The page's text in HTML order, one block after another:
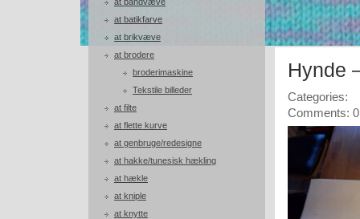
at batikfarve
at brikvæve
at brodere
broderimaskine
Tekstile billeder
at filte
at flette kurve
at genbruge/redesigne
at hakke/tunesisk hækling
at hækle
at kniple
at knytte
Hynde
Categories:
Comments: 0